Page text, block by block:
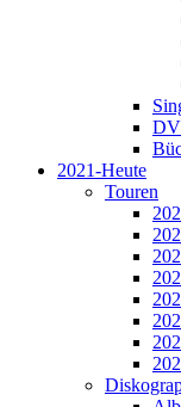
2021-Heute
Touren